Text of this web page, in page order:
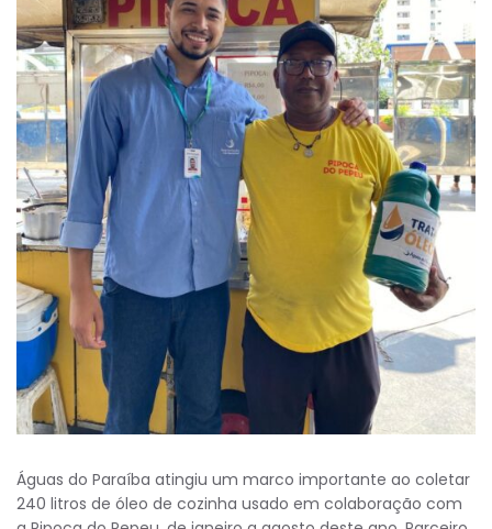
Águas do Paraíba atingiu um marco importante ao coletar
240 litros de óleo de cozinha usado em colaboração com